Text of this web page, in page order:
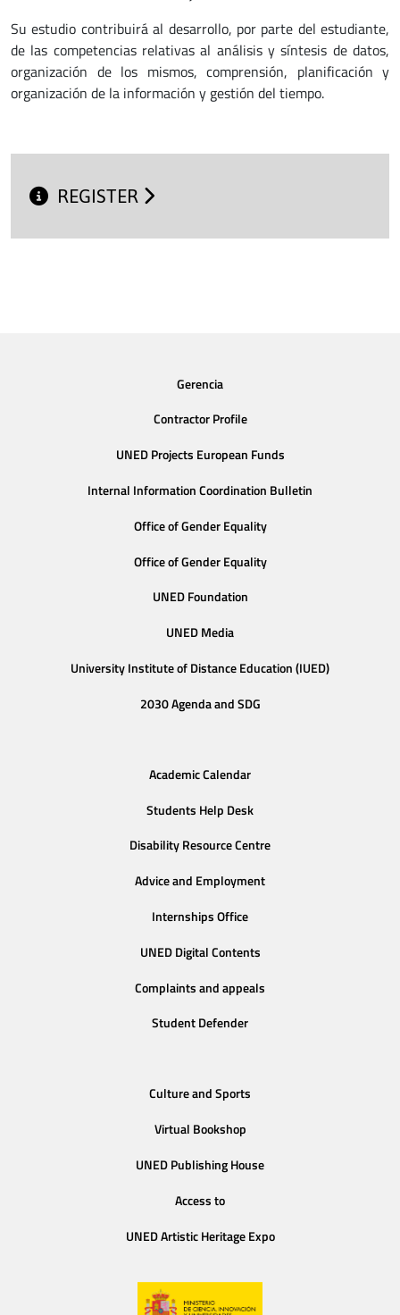
Su estudio contribuirá al desarrollo, por parte del estudiante,
de las competencias relativas al análisis y síntesis de datos,
organización de los mismos, comprensión, planificación y
organización de la información y gestión del tiempo.
REGISTER
Gerencia
Contractor Profile
UNED Projects European Funds
Internal Information Coordination Bulletin
Office of Gender Equality
Office of Gender Equality
UNED Foundation
UNED Media
University Institute of Distance Education (IUED)
2030 Agenda and SDG
Academic Calendar
Students Help Desk
Disability Resource Centre
Advice and Employment
Internships Office
UNED Digital Contents
Complaints and appeals
Student Defender
Culture and Sports
Virtual Bookshop
UNED Publishing House
Access to
UNED Artistic Heritage Expo